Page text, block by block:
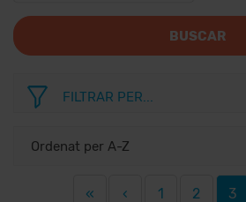
BUSCAR
FILTRAR PER...
« ‹ 1 2 3